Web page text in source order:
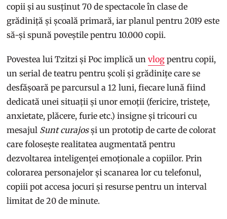
copii și au susținut 70 de spectacole în clase de
grădiniță și școală primară, iar planul pentru 2019 este
să-și spună poveștile pentru 10.000 copii.
Povestea lui Tzitzi și Poc implică unvlog pentru copii,
un serial de teatru pentru școli și grădinițe care se
desfășoară pe parcursul a 12 luni, fiecare lună fiind
dedicată unei situații și unor emoții (fericire, tristețe,
anxietate, plăcere, furie etc.) insigne și tricouri cu
mesajul Sunt curajosși un prototip de carte de colorat
care folosește realitatea augmentată pentru
dezvoltarea inteligenței emoționale a copiilor. Prin
colorarea personajelor și scanarea lor cu telefonul,
copiii pot accesa jocuri și resurse pentru un interval
limitat de 20 de minute.